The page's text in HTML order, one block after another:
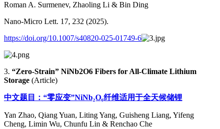
Roman A. Surmenev, Zhaoling Li & Bin Ding
Nano-Micro Lett. 17, 232 (2025).
https://doi.org/10.1007/s40820-025-01749-6
3. “Zero-Strain” NiNb2O6 Fibers for All-Climate Lithium
Storage (Article)
中文题目：“零应变”NiNb₂O₆纤维适用于全天候储锂
Yan Zhao, Qiang Yuan, Liting Yang, Guisheng Liang, Yifeng
Cheng, Limin Wu, Chunfu Lin & Renchao Che